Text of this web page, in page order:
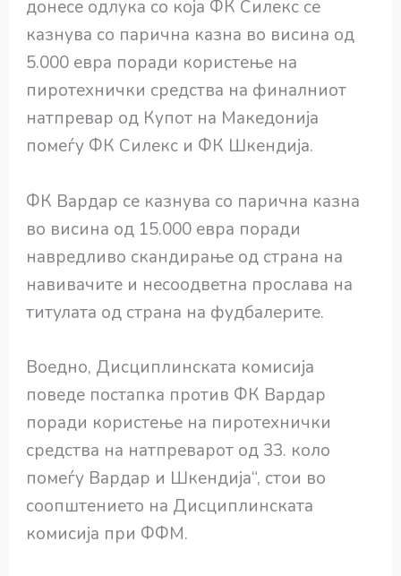
донесе одлука со која ФК Силекс се
казнува со парична казна во висина од
5.000 евра поради користење на
пиротехнички средства на финалниот
натпревар од Купот на Македонија
помеѓу ФК Силекс и ФК Шкендија.
ФК Вардар се казнува со парична казна
во висина од 15.000 евра поради
навредливо скандирање од страна на
навивачите и несоодветна прослава на
титулата од страна на фудбалерите.
Воедно, Дисциплинската комисија
поведе постапка против ФК Вардар
поради користење на пиротехнички
средства на натпреварот од 33. коло
помеѓу Вардар и Шкендија“, стои во
соопштението на Дисциплинската
комисија при ФФМ.